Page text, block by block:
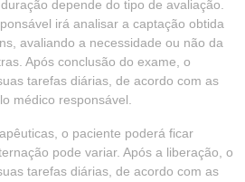
depende do tipo de avaliação.
irá analisar a captação obtida
avaliando a necessidade ou não da
Após conclusão do exame, o
tarefas diárias, de acordo com as
médico responsável.
o paciente poderá ficar
pode variar. Após a liberação, o
tarefas diárias, de acordo com as